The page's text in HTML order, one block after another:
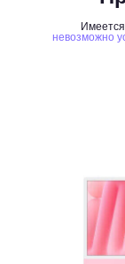
невозможно